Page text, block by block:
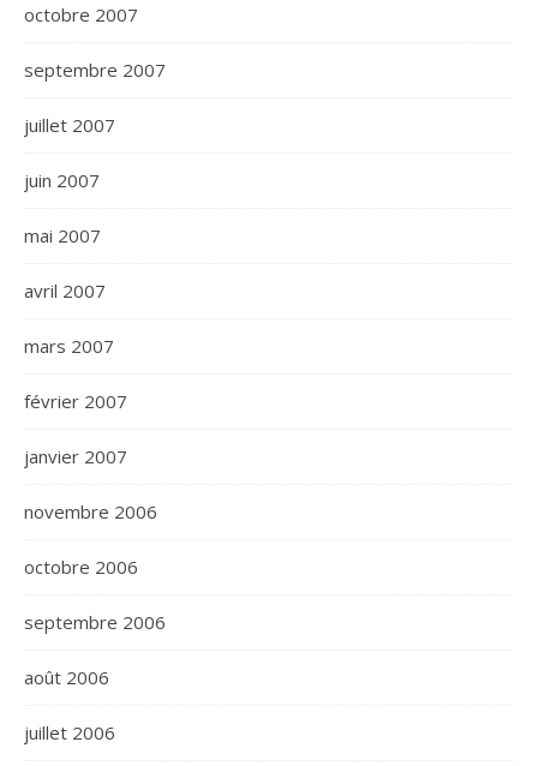
octobre 2007
septembre 2007
juillet 2007
juin 2007
mai 2007
avril 2007
mars 2007
février 2007
janvier 2007
novembre 2006
octobre 2006
septembre 2006
août 2006
juillet 2006